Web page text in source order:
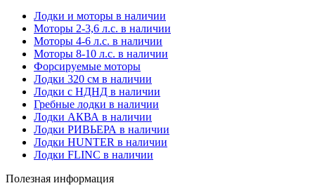
Лодки и моторы в наличии
Моторы 2-3,6 л.с. в наличии
Моторы 4-6 л.с. в наличии
Моторы 8-10 л.с. в наличии
Форсируемые моторы
Лодки 320 см в наличии
Лодки с НДНД в наличии
Гребные лодки в наличии
Лодки АКВА в наличии
Лодки РИВЬЕРА в наличии
Лодки HUNTER в наличии
Лодки FLINC в наличии
Полезная информация